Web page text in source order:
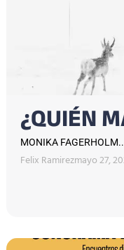
¿QUIÉN
MONIKA
Felix Ramirezmayo 27,